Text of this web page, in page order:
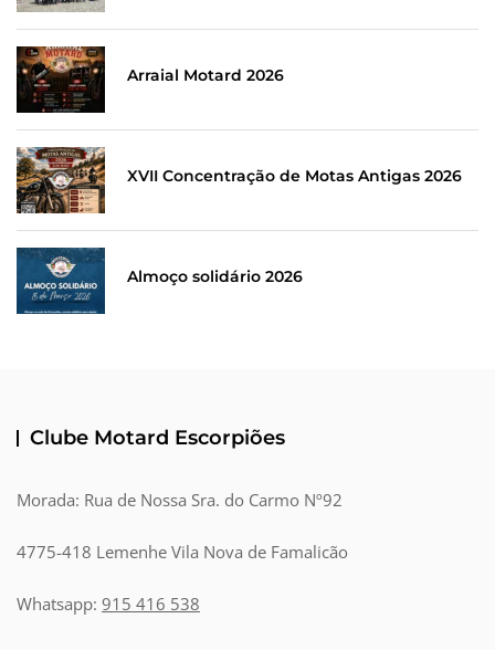
Arraial Motard 2026
XVII Concentração de Motas Antigas 2026
Almoço solidário 2026
Clube Motard Escorpiões
Morada: Rua de Nossa Sra. do Carmo Nº92
4775-418 Lemenhe Vila Nova de Famalicão
Whatsapp: 915 416 538